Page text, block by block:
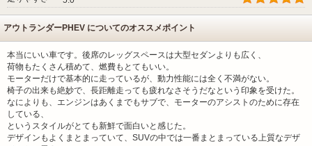
アウトランダーPHEV についてのオススメポイント
本当にいい車です。後席のレッグスペースは大型セダンよりも広く、
荷物もたくさん積めて、燃費もとてもいい。
モーターだけで基本的に走っているが、動力性能には全く不満がない。
椅子の出来も絶妙で、長距離走っても疲れなさそうだなという印象を受けた。
なによりも、エンジンはあくまでもサブで、モーターのアシストのために存在
している、
というスタイルがとても新鮮で面白いと感じた。
デザインもよくまとまっていて、SUVの中では一番まとまっている上質なデザ